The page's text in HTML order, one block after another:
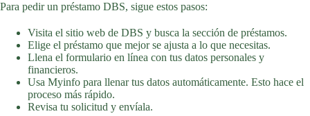
Para pedir un préstamo DBS, sigue estos pasos:
Visita el sitio web de DBS y busca la sección de préstamos.
Elige el préstamo que mejor se ajusta a lo que necesitas.
Llena el formulario en línea con tus datos personales y
financieros.
Usa Myinfo para llenar tus datos automáticamente. Esto hace el
proceso más rápido.
Revisa tu solicitud y envíala.